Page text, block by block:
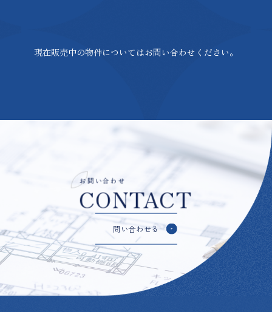
現在販売中の物件についてはお問い合わせください。
お問い合わせ
CONTACT
問い合わせる